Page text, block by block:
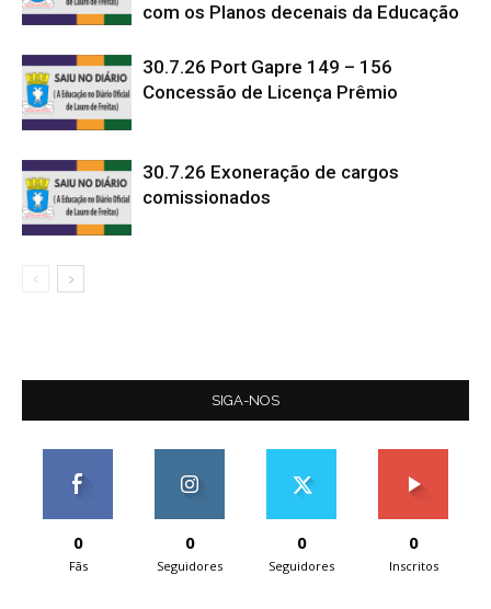
com os Planos decenais da Educação
30.7.26 Port Gapre 149 – 156
Concessão de Licença Prêmio
30.7.26 Exoneração de cargos
comissionados
SIGA-NOS
0
Fãs
0
Seguidores
0
Seguidores
0
Inscritos